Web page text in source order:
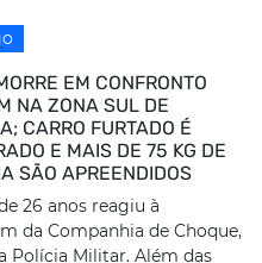
EM CONFRONTO
NA ZONA SUL DE
CARRO FURTADO É
E MAIS DE 75 KG DE
SÃO APREENDIDOS
26 anos reagiu à
da Companhia de Choque,
Polícia Militar. Além das